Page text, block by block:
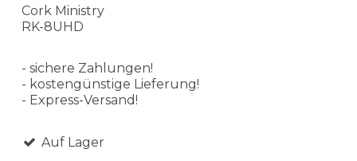
Cork Ministry
RK-8UHD
- sichere Zahlungen!
- kostengünstige Lieferung!
- Express-Versand!
Auf Lager